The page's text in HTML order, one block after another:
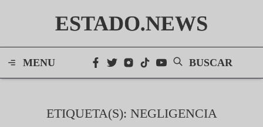
ESTADO.NEWS
MENU BUSCAR
ETIQUETA(S): NEGLIGENCIA